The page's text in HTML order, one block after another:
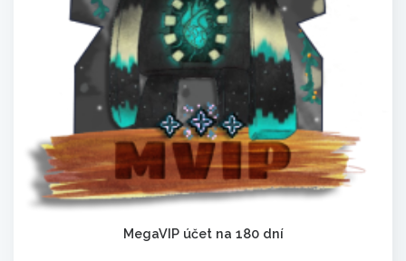
MegaVIP účet na 180 dní